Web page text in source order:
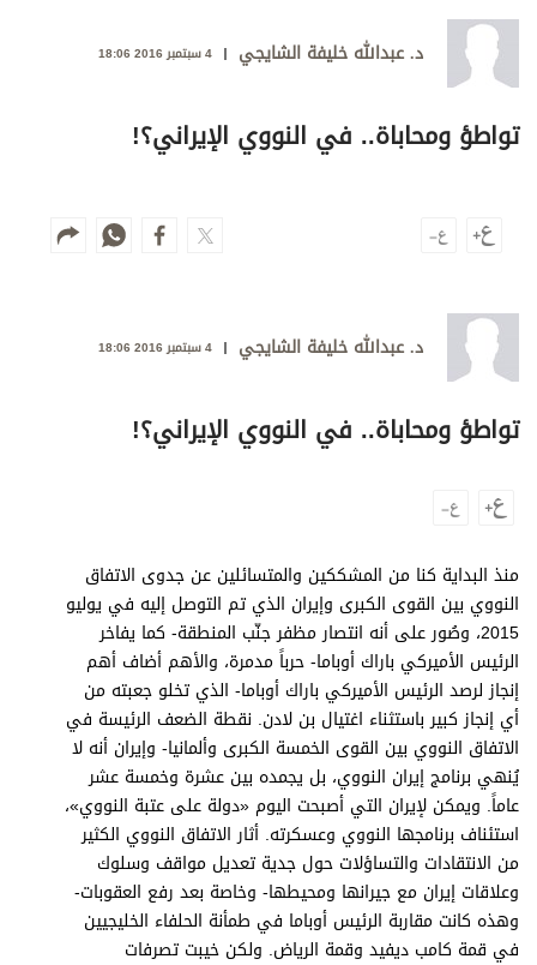
الترفيه
التعليم والمعرفة
الذكاء الاصطناعي
تغطيات
بودكاست
قصة صورة
كاريكتير
عدد اليوم
مواقيت الصلاة
الأحوال الجوية
د. عبدالله خليفة الشايجي 4 سبتمبر 2016 18:06
تواطؤ ومحاباة.. في النووي الإيراني؟!
د. عبدالله خليفة الشايجي 4 سبتمبر 2016 18:06
تواطؤ ومحاباة.. في النووي الإيراني؟!
منذ البداية كنا من المشككين والمتسائلين عن جدوى الاتفاق
النووي بين القوى الكبرى وإيران الذي تم التوصل إليه في يوليو
2015، وصُور على أنه انتصار مظفر جنّب المنطقة- كما يفاخر
الرئيس الأميركي باراك أوباما- حرباً مدمرة، والأهم أضاف أهم
إنجاز لرصد الرئيس الأميركي باراك أوباما- الذي تخلو جعبته من
أي إنجاز كبير باستثناء اغتيال بن لادن. نقطة الضعف الرئيسة في
الاتفاق النووي بين القوى الخمسة الكبرى وألمانيا- وإيران أنه لا
يُنهي برنامج إيران النووي، بل يجمده بين عشرة وخمسة عشر
عاماً. ويمكن لإيران التي أصبحت اليوم «دولة على عتبة النووي»،
استئناف برنامجها النووي وعسكرته. أثار الاتفاق النووي الكثير
من الانتقادات والتساؤلات حول جدية تعديل مواقف وسلوك
وعلاقات إيران مع جيرانها ومحيطها- وخاصة بعد رفع العقوبات-
وهذه كانت مقاربة الرئيس أوباما في طمأنة الحلفاء الخليجيين
في قمة كامب ديفيد وقمة الرياض. ولكن خيبت تصرفات